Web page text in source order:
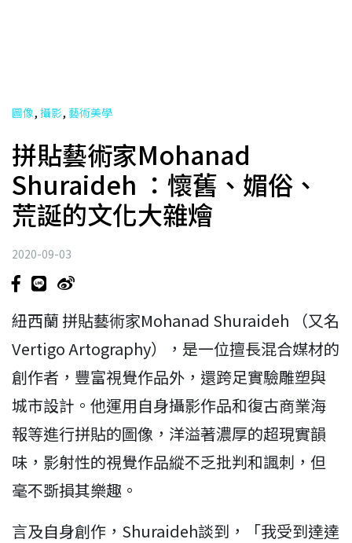
圖像, 攝影, 藝術美學
拼貼藝術家Mohanad
Shuraideh ：懷舊、媚俗、
荒誕的文化大雜燴
2020-09-03
紐西蘭 拼貼藝術家Mohanad Shuraideh （又名
Vertigo Artography），是一位擅長混合媒材的
創作者，豐富視覺作品外，還跨足實驗雕塑與
城市設計。他運用自身攝影作品和復古商業海
報等進行拼貼的圖像，洋溢著濃厚的超現實韻
味，影射性的視覺作品縱不乏批判和諷刺，但
毫不斲損其樂趣。
言及自身創作，Shuraideh談到，「我受到達達